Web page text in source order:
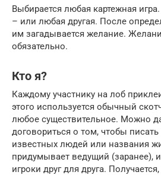
Выбирается любая картежная
– или любая другая. После
им загадывается желание.
обязательно.
Кто я?
Каждому участнику на лоб
этого используется обычный
любое существительное. Можно
договориться о том, чтобы
известных людей или названия
придумывает ведущий (заранее),
игроки друг для друга.